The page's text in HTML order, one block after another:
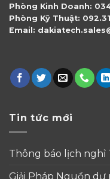
Phòng Kinh Doanh:
Phòng Kỹ Thuật:
Email:
Tin tức mới
Thông báo lịch nghỉ
Giải Pháp Nguồn dự